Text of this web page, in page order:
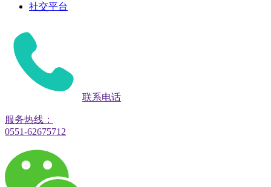
社交平台
联系电话
服务热线：
0551-62675712